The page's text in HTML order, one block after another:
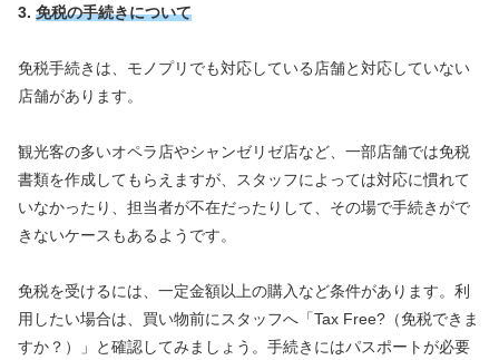
3. 免税の手続きについて
免税手続きは、モノプリでも対応している店舗と対応していない
店舗があります。
観光客の多いオペラ店やシャンゼリゼ店など、一部店舗では免税
書類を作成してもらえますが、スタッフによっては対応に慣れて
いなかったり、担当者が不在だったりして、その場で手続きがで
きないケースもあるようです。
免税を受けるには、一定金額以上の購入など条件があります。利
用したい場合は、買い物前にスタッフへ「Tax Free?（免税できま
すか？）」と確認してみましょう。手続きにはパスポートが必要